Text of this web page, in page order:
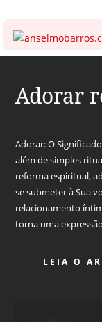
Adorar
Adorar: O
além de simples
reforma espiritual,
se submeter à Sua
relacionamento
torna uma
LEIA O